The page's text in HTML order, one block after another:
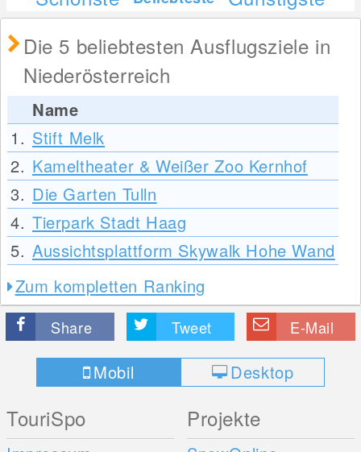
Die 5 beliebtesten Ausflugsziele in
Niederösterreich
Name
1. Stift Melk
2. Kameltheater & Weißer Zoo Kernhof
3. Die Garten Tulln
4. Tierpark Stadt Haag
5. Aussichtsplattform Skywalk Hohe Wand
Zum kompletten Ranking
Share Tweet E-Mail
Mobil Desktop
TouriSpo Projekte